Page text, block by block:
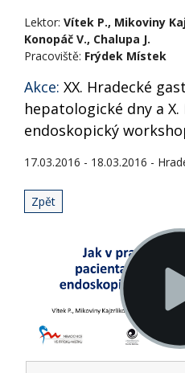
Lektor: Vítek P., Mikoviny
Konopáč V., Chalupa J.
Pracoviště: Frýdek Místek
Akce: XX. Hradecké
hepatologické dny a
endoskopický
17.03.2016 - 18.03.2016 -
Zpět